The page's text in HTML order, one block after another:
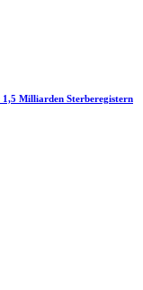
Milliarden Sterberegistern